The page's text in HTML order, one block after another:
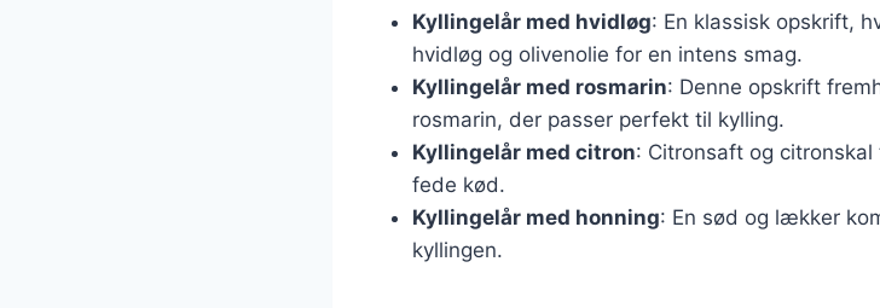
Kyllingelår med hvidløg: En klassisk opskrift,
hvidløg og olivenolie for en intens smag.
Kyllingelår med rosmarin: Denne opskrift
rosmarin, der passer perfekt til kylling.
Kyllingelår med citron: Citronsaft og
fede kød.
Kyllingelår med honning: En sød og lækker
kyllingen.